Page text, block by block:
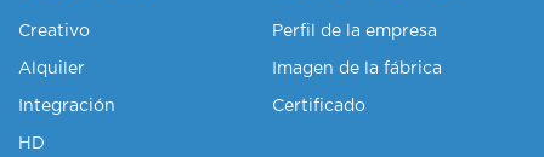
Creativo
Alquiler
Integración
HD
Perfil de la empresa
Imagen de la fábrica
Certificado